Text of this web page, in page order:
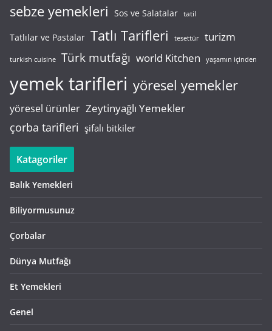
sebze yemekleri Sos ve Salatalar tatil
Tatlılar ve Pastalar Tatlı Tarifleri tesettür turizm
turkish cuisine Türk mutfağı world Kitchen yaşamın içinden
yemek tarifleri yöresel yemekler
yöresel ürünler Zeytinyağlı Yemekler
çorba tarifleri şifalı bitkiler
Katagoriler
Balık Yemekleri
Biliyormusunuz
Çorbalar
Dünya Mutfağı
Et Yemekleri
Genel